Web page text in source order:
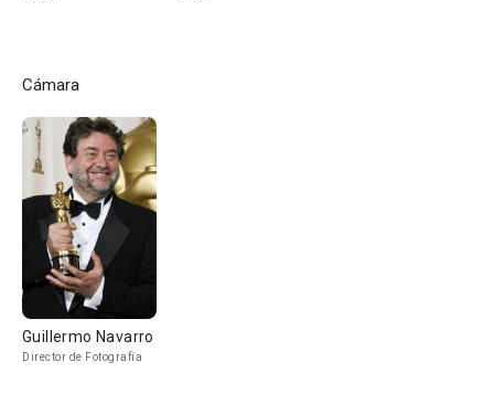
Cámara
Guillermo Navarro
Director de Fotografía